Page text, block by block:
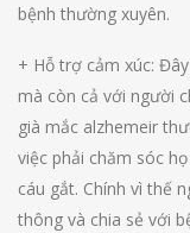
bệnh thường xuyên.
+ Hỗ trợ cảm xúc:
mà còn cả với người
già mắc alzhemeir
việc phải chăm sóc
cáu gắt. Chính vì thế
thông và chia sẻ với